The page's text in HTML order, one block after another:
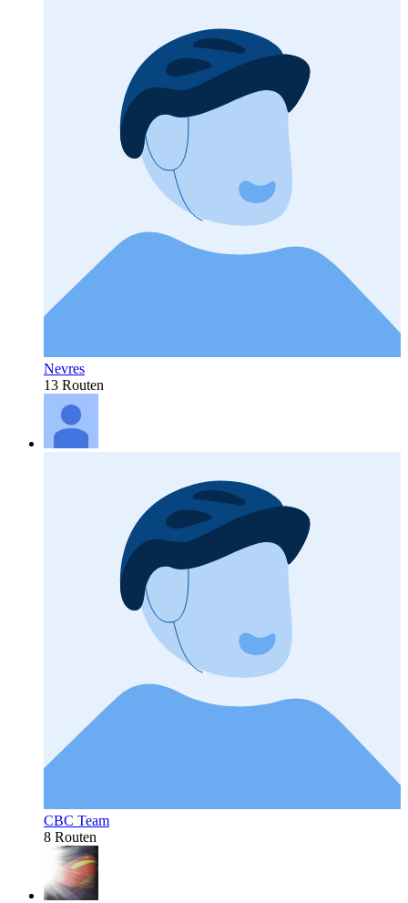
Nevres
13 Routen
CBC Team
8 Routen